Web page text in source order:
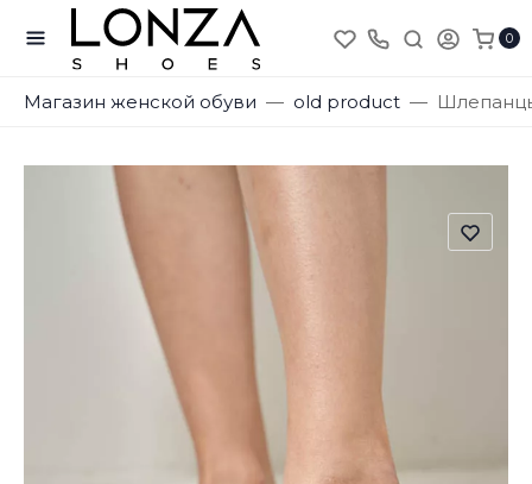
0
Магазин женской обуви old product